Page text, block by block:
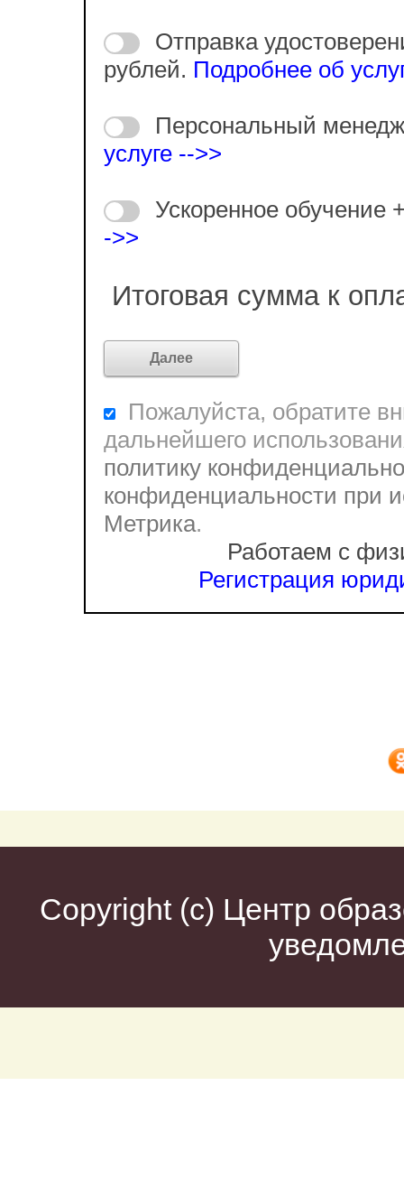
Отправка
рублей. Подробнее об
Персональный
услуге -->>
Ускоренное обучение
->>
Итоговая сумма к
Пожалуйста, обратите
дальнейшего
политику
конфиденциальности при
Метрика.
Работаем с
Регистрация
Copyright (c) Центр